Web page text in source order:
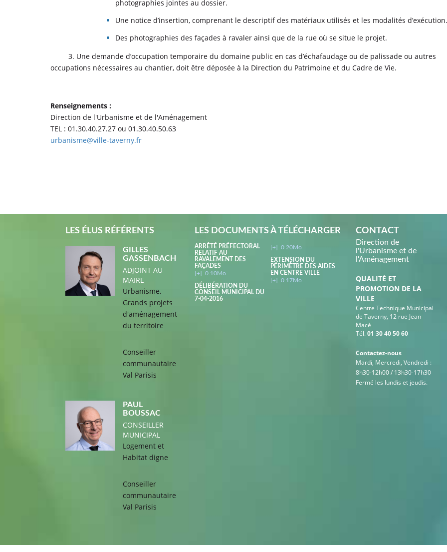
photographies jointes au dossier.
Une notice d’insertion, comprenant le descriptif des matériaux utilisés et les modalités d’exécution.
Des photographies des façades à ravaler ainsi que de la rue où se situe le projet.
3. Une demande d’occupation temporaire du domaine public en cas d’échafaudage ou de palissade ou autres
occupations nécessaires au chantier, doit être déposée à la Direction du Patrimoine et du Cadre de Vie.
Renseignements :
Direction de l'Urbanisme et de l'Aménagement
TEL : 01.30.40.27.27 ou 01.30.40.50.63
urbanisme@ville-taverny.fr
LES ÉLUS RÉFÉRENTS
GILLES
GASSENBACH
ADJOINT AU
MAIRE
Urbanisme,
Grands projets
d'aménagement
du territoire
Conseiller
communautaire
Val Parisis
PAUL
BOUSSAC
CONSEILLER
MUNICIPAL
Logement et
Habitat digne
Conseiller
communautaire
Val Parisis
LES DOCUMENTS À TÉLÉCHARGER
ARRÊTÉ PRÉFECTORAL
RELATIF AU
RAVALEMENT DES
FAÇADES
[+]
0.10Mo
DÉLIBÉRATION DU
CONSEIL MUNICIPAL DU
7-04-2016
[+] 0.20Mo
EXTENSION DU
PÉRIMÈTRE DES AIDES
EN CENTRE VILLE
[+]
0.17Mo
CONTACT
Direction de
l'Urbanisme et de
l'Aménagement
QUALITÉ ET
PROMOTION DE LA
VILLE
Centre Technique Municipal
de Taverny, 12 rue Jean
Macé
Tél.01 30 40 50 60
Contactez-nous
Mardi, Mercredi, Vendredi :
8h30-12h00 / 13h30-17h30
Fermé les lundis et jeudis.